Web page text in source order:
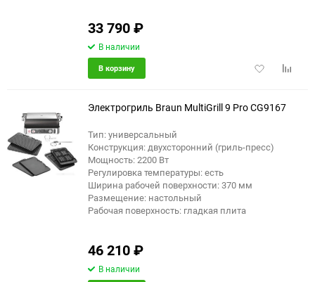
33 790₽
В наличии
Добавить
В корзину
Электрогриль Braun MultiGrill 9 Pro CG9167
Тип: универсальный
Конструкция: двухсторонний (гриль-пресс)
Мощность: 2200 Вт
Регулировка температуры: есть
Ширина рабочей поверхности: 370 мм
Размещение: настольный
Рабочая поверхность: гладкая плита
46 210₽
В наличии